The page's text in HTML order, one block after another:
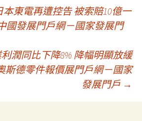
東電再遭控告 被索賠10億一
國發展門戶網－國家發展門
潤同比下降8% 降幅明顯放緩
奧斯德零件報價展門戶網－國家
發展門戶 →